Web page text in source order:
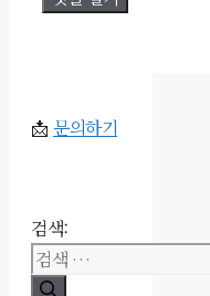
📩 문의하기
검색: